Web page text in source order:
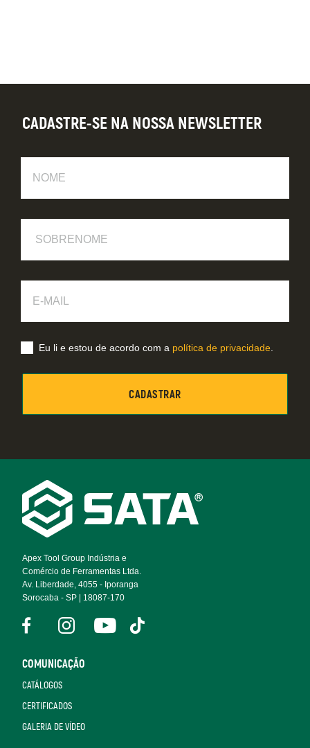
Footer
Navigation
Apex Tool Group Indústria e
Comércio de Ferramentas Ltda.
Av. Liberdade, 4055 - Iporanga
Sorocaba - SP | 18087-170
COMUNICAÇÃO
CATÁLOGOS
CERTIFICADOS
GALERIA DE VÍDEO
CADASTRE-SE NA NOSSA NEWSLETTER
Mail
Eu li e estou de acordo com a política de privacidade